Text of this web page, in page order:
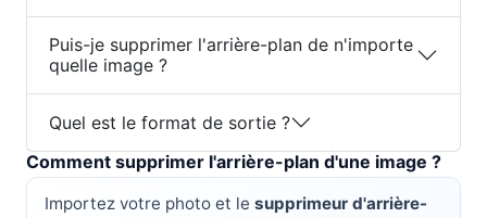
Puis-je supprimer l'arrière-plan de n'importe
quelle image ?
Quel est le format de sortie ?
Comment supprimer l'arrière-plan d'une image ?
Importez votre photo et le supprimeur d'arrière-